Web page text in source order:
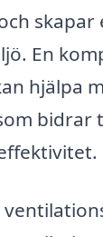
skapar
En
hjälpa
bidrar